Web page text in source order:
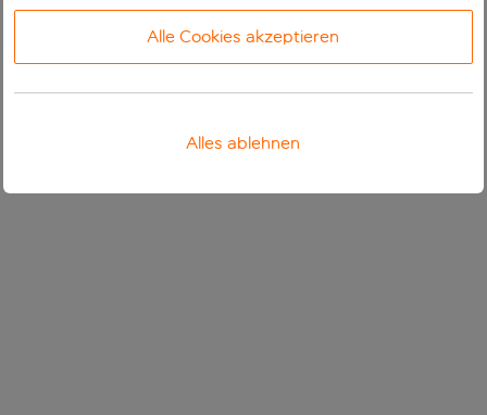
Alle Cookies akzeptieren
Alles ablehnen